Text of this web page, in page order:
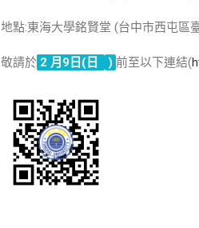
地點:東海大學銘賢堂 (台中市西屯區
敬請於 2 月9日(日 ) 前至以下連結(